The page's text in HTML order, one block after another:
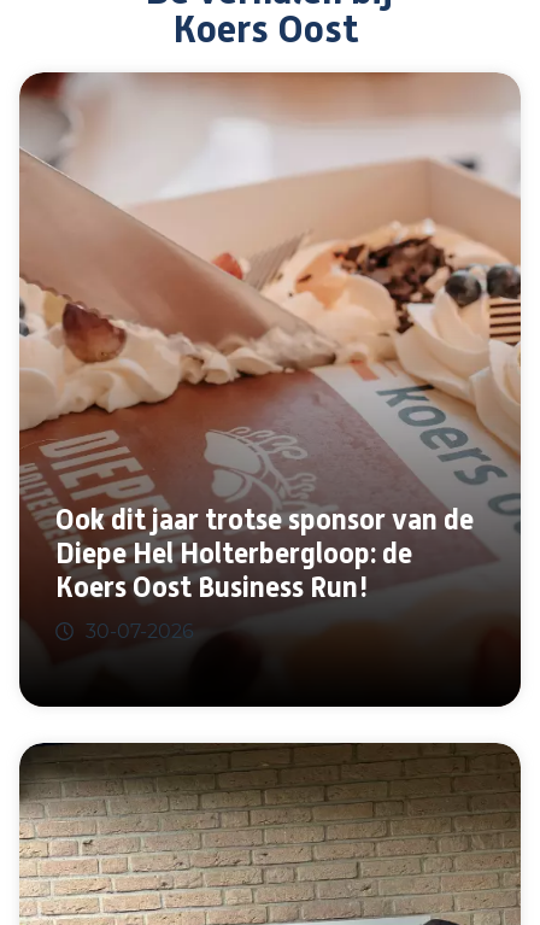
Koers Oost
Ook dit jaar trotse sponsor van de
Diepe Hel Holterbergloop: de
Koers Oost Business Run!
30-07-2026